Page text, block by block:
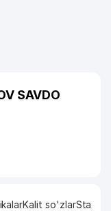
SAVDO
Kalit so'zlar